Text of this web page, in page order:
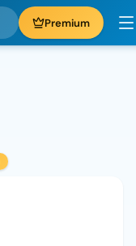
Premium